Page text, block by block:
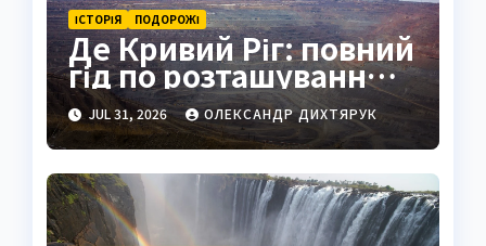
ІСТОРІЯ ПОДОРОЖІ
Де Кривий Ріг: повний
гід по розташуванню,
історії та життю міста
JUL 31, 2026 ОЛЕКСАНДР ДИХТЯРУК